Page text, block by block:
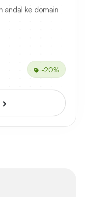
andal ke domain
-20%